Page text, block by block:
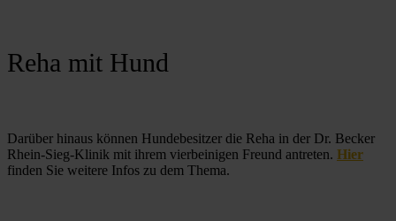
Reha mit Hund
Darüber hinaus können Hundebesitzer die Reha in der Dr. Becker
Rhein-Sieg-Klinik mit ihrem vierbeinigen Freund antreten. Hier
finden Sie weitere Infos zu dem Thema.